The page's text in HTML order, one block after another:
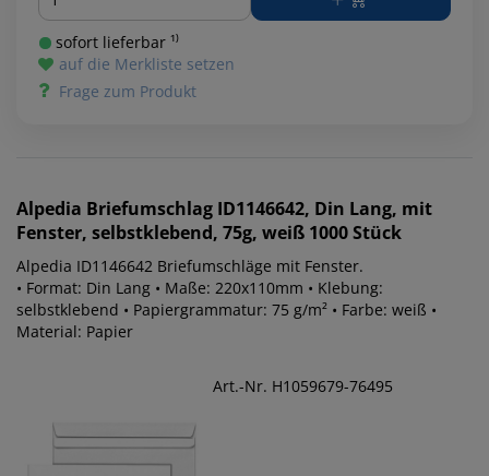
sofort lieferbar ¹⁾
auf die Merkliste setzen
Frage zum Produkt
Alpedia Briefumschlag ID1146642, Din Lang, mit
Fenster, selbstklebend, 75g, weiß 1000 Stück
Alpedia ID1146642 Briefumschläge mit Fenster.
• Format: Din Lang • Maße: 220x110mm • Klebung:
selbstklebend • Papiergrammatur: 75 g/m² • Farbe: weiß •
Material: Papier
Art.-Nr. H1059679-76495